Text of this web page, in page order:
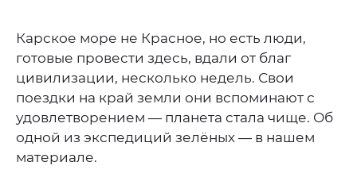
Карское море не Красное, но есть люди,
готовые провести здесь, вдали от благ
цивилизации, несколько недель. Свои
поездки на край земли они вспоминают с
удовлетворением — планета стала чище. Об
одной из экспедиций зелёных — в нашем
материале.